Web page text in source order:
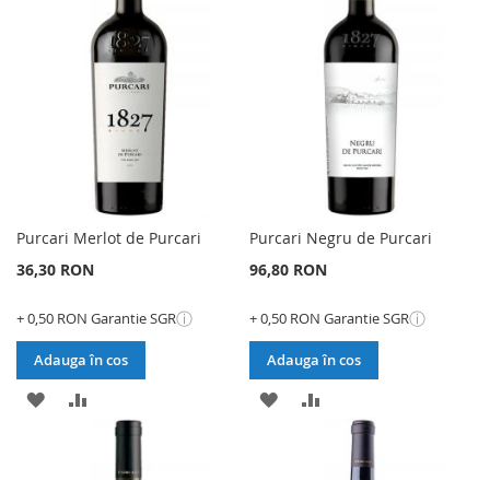
DORINTE
DORINTE
Purcari Merlot de Purcari
36,30 RON
+ 0,50 RON Garantie SGRⓘ
Adauga în cos
ADAUGATI
PENTRU
COMPARARE
Purcari Negru de Purcari
96,80 RON
+ 0,50 RON Garantie SGRⓘ
Adauga în cos
ADAUGATI
PENTRU
COMPARARE